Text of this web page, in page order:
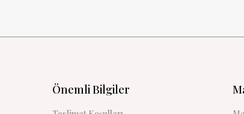
Önemli Bilgiler